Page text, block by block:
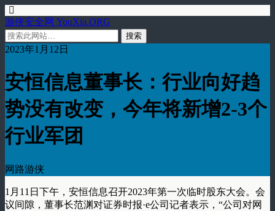
游侠安全网 YouXia.ORG
2023年1月12日
安恒信息董事长：行业向好趋
势没有改变，今年将新增2-3个
行业军团
网路游侠
1月11日下午，安恒信息召开2023年第一次临时股东大会。会
议间隙，董事长范渊对证券时报·e公司记者表示，“公司对网